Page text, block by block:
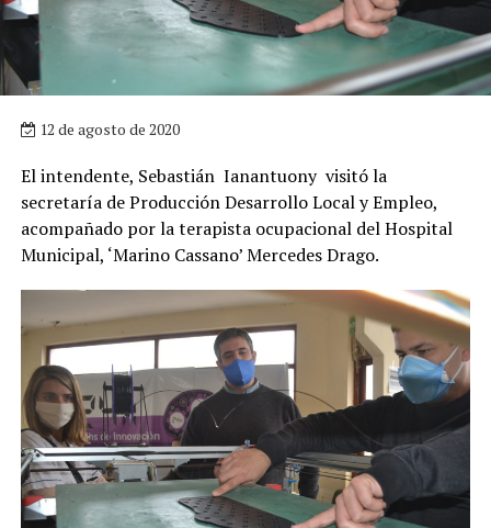
12 de agosto de 2020
El intendente, Sebastián Ianantuony visitó la
secretaría de Producción Desarrollo Local y Empleo,
acompañado por la terapista ocupacional del Hospital
Municipal, ‘Marino Cassano’ Mercedes Drago.